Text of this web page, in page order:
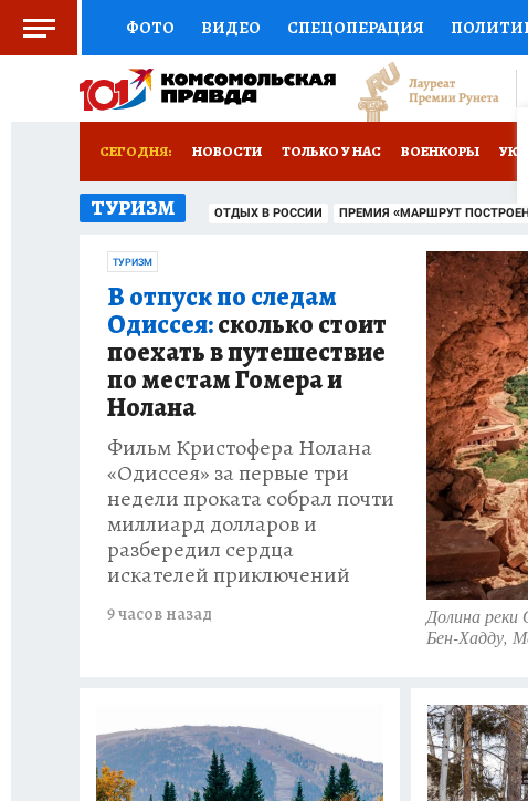
ФОТО ВИДЕО СПЕЦОПЕРАЦИЯ
СОЦПОДДЕРЖКА НАУКА СПОРТ
ЖЕНСКИЕ СЕКРЕТЫ
ДЕФИЦИТ ЖЕЛЕЗА ПРЕСС-ЦЕНТР
ГИД ПОТРЕБИТЕЛЯ ВСЕ О КП РАДИО КП
СЕГОДНЯ: НОВОСТИ ТОЛЬКО У НАС ВОЕНКОРЫ
НОВОРОССИЯ АФИША ИСПЫТАНО НА СЕБЕ
ТУРИЗМ ОТДЫХ В РОССИИ ПРЕМИЯ «МАРШРУТ
Долина реки
Бен-Хадду,
ТУРИЗМ
В отпуск по следам
Одиссея:сколько стоит
поехать в путешествие
по местам Гомера и
Нолана
Фильм Кристофера Нолана
«Одиссея» за первые три
недели проката собрал почти
миллиард долларов и
разбередил сердца
искателей приключений
9 часов назад